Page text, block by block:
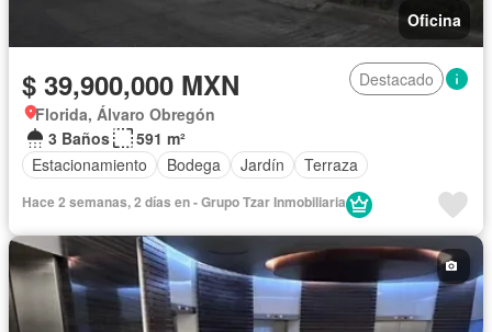
Oficina
$ 39,900,000 MXN
Destacado
Florida, Álvaro Obregón
3 Baños
591 m²
Estacionamiento
Bodega Jardín Terraza
Hace 2 semanas, 2 días en - Grupo Tzar Inmobiliaria